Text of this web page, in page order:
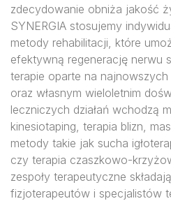
zdecydowanie obniża jakość
SYNERGIA stosujemy
metody rehabilitacji, które
efektywną regenerację nerwu
terapie oparte na
oraz własnym wieloletnim
leczniczych działań wchodzą
kinesiotaping, terapia blizn,
metody takie jak sucha
czy terapia czaszkowo-
zespoły terapeutyczne
fizjoterapeutów i specjalistów